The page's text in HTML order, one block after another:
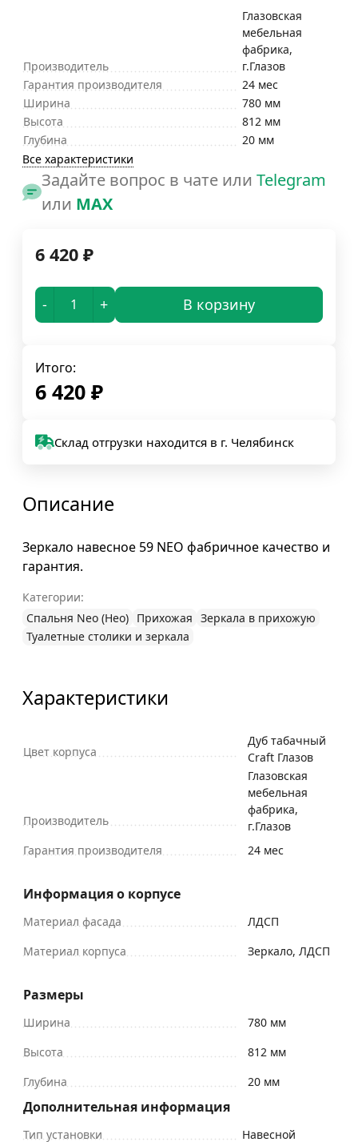
Производитель
Глазовская
мебельная
фабрика,
г.Глазов
Гарантия производителя
24 мес
Ширина
780 мм
Высота
812 мм
Глубина
20 мм
Все характеристики
Задайте вопрос в чате или Telegram
или MAX
6 420 ₽
- + В корзину
Итого:
6 420 ₽
Склад отгрузки находится в г. Челябинск
Описание
Зеркало навесное 59 NEO фабричное качество и
гарантия.
Категории:
Спальня Neo (Нео) Прихожая Зеркала в прихожую
Туалетные столики и зеркала
Характеристики
Цвет корпуса
Дуб табачный
Craft Глазов
Производитель
Глазовская
мебельная
фабрика,
г.Глазов
Гарантия производителя
24 мес
Информация о корпусе
Материал фасада
ЛДСП
Материал корпуса
Зеркало, ЛДСП
Размеры
Ширина
780 мм
Высота
812 мм
Глубина
20 мм
Дополнительная информация
Тип установки Навесной